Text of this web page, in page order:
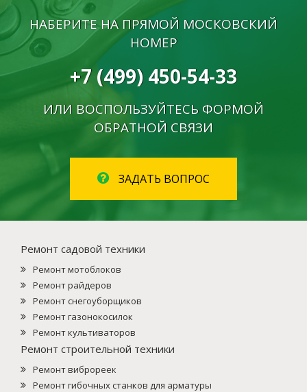
НАБЕРИТЕ НА ПРЯМОЙ МОСКОВСКИЙ
НОМЕР
+7 (499) 450-54-33
ИЛИ ВОСПОЛЬЗУЙТЕСЬ ФОРМОЙ
ОБРАТНОЙ СВЯЗИ
ЗАДАТЬ ВОПРОС
Ремонт садовой техники
Ремонт мотоблоков
Ремонт райдеров
Ремонт снегоуборщиков
Ремонт газонокосилок
Ремонт культиваторов
Ремонт строительной техники
Ремонт виброреек
Ремонт гибочных станков для арматуры